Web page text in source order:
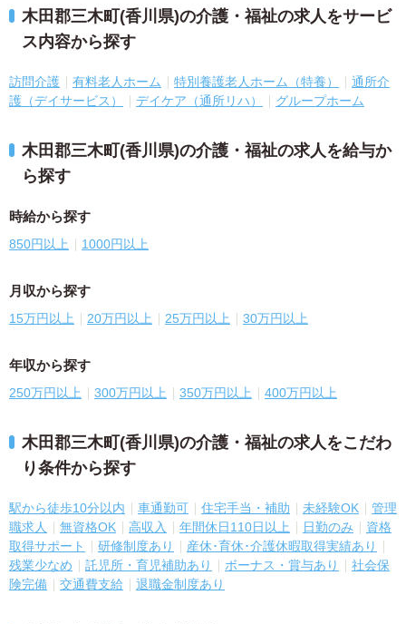
木田郡三木町(香川県)の介護・福祉の求人をサービ
ス内容から探す
訪問介護 有料老人ホーム 特別養護老人ホーム（特養）
通所介
護（デイサービス）
デイケア（通所リハ） グループホーム
木田郡三木町(香川県)の介護・福祉の求人を給与か
ら探す
時給から探す
850円以上 1000円以上
月収から探す
15万円以上 20万円以上 25万円以上 30万円以上
年収から探す
250万円以上 300万円以上 350万円以上 400万円以上
木田郡三木町(香川県)の介護・福祉の求人をこだわ
り条件から探す
駅から徒歩10分以内 車通勤可 住宅手当・補助 未経験OK
管理
職求人
無資格OK 高収入 年間休日110日以上 日勤のみ
資格
取得サポート
研修制度あり
産休･育休･介護休暇取得実績あり
残業少なめ
託児所・育児補助あり ボーナス・賞与あり
社会保
険完備
交通費支給 退職金制度あり